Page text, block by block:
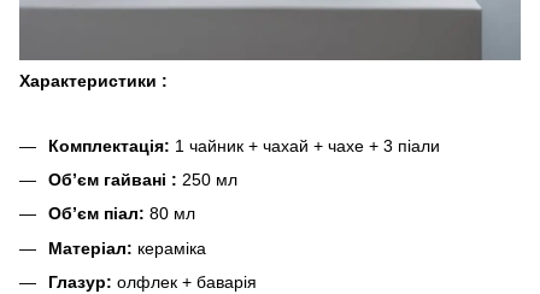
Характеристики :
Комплектація: 1 чайник + чахай + чахе + 3 піали
Об’єм гайвані : 250 мл
Об’єм піал: 80 мл
Матеріал: кераміка
Глазур: олфлек + баварія